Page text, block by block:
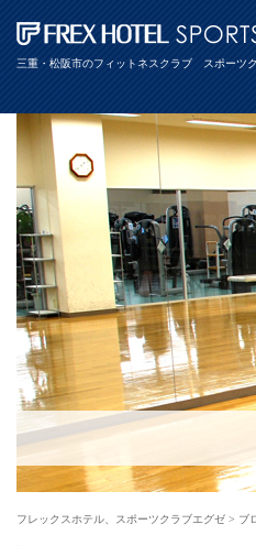
三重・松阪市のフィットネスクラブ スポーツ
フレックスホテル、スポーツクラブエグゼ > ブ